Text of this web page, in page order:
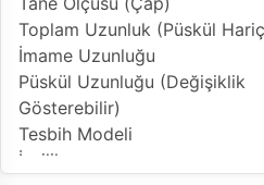
Toplam Uzunluk (Püskül
İmame Uzunluğu
Püskül Uzunluğu (Değişiklik
Gösterebilir)
Tesbih Modeli
İşçilik